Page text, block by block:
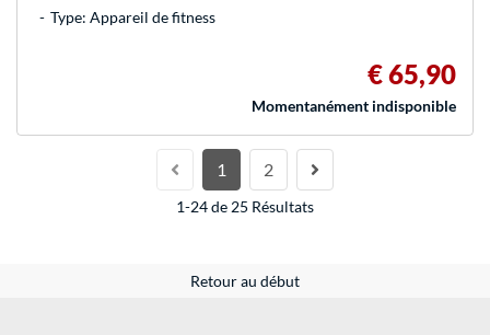
Type: Appareil de fitness
€ 65,90
Momentanément indisponible
1 2
1-24 de 25 Résultats
Retour au début